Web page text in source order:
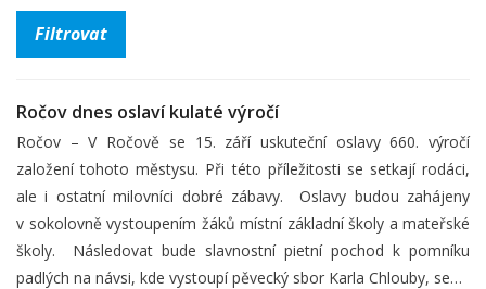
Ročov dnes oslaví kulaté výročí
Ročov – V Ročově se 15. září uskuteční oslavy 660. výročí
založení tohoto městysu. Při této příležitosti se setkají rodáci,
ale i ostatní milovníci dobré zábavy. Oslavy budou zahájeny
v sokolovně vystoupením žáků místní základní školy a mateřské
školy. Následovat bude slavnostní pietní pochod k pomníku
padlých na návsi, kde vystoupí pěvecký sbor Karla Chlouby, se…